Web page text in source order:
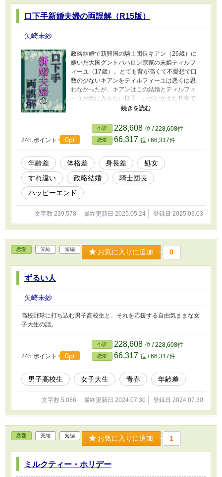
口下手新婚夫婦の両誤解（R15版）
矢崎未紗
政略結婚で新興国の騎士団長キアン（26歳）に
嫁いだ大国グントバハロン宗家の末姫ティルフ
ィーユ（17歳）。とても背が高くて不愛想で口
数の少ないキアンをティルフィーユは悪くは思
わなかったが、キアンはこの結婚とティルフィ
ーユが気に入らない様子。いざむかえた初夜で
は「これは所詮、政略結婚だ。夜の行為は必須
ではない」と言われて拒絶されてしまい、ティ
ルフィーユはひどく傷つく。目も合わせてくれ
ないほど冷たい態度のキアンだが、実は何かを
誤解しているようで……？ 二人の両誤解とその
解決、初えっちという前半、国のために頑張る
二人におとずれるピンチを描いた後半という二
部構成のような物語です。アルファポリスでの
本作は、具体的な性描写をすべてカットした
R15版として掲載しています。 他サイトにも掲
載あり。作者の近況ボードにて関連作品や番外
編についてご案内しております。
24h.ポイント 0pt
小説 228,608 位 / 228,608件
恋愛 66,317 位 / 66,317件
年齢差 体格差 身長差
処女
すれ違い
政略結婚
騎士団長
ハッピーエンド
文字数 239,578 最終更新日 2025.05.24 登録日 2025.03.03
恋愛 完結 短編 お気に入りに追加 0
ずるい人
矢崎未紗
高校野球に打ち込む男子高校生と、それを応援する自由気ままな女
子大生の話。
24h.ポイント 0pt
小説 228,608 位 / 228,608件
恋愛 66,317 位 / 66,317件
男子高校生 女子大生 青春 年齢差
文字数 5,086 最終更新日 2024.07.30 登録日 2024.07.30
恋愛 完結 短編 お気に入りに追加 1
ミルクティー・ホリデー